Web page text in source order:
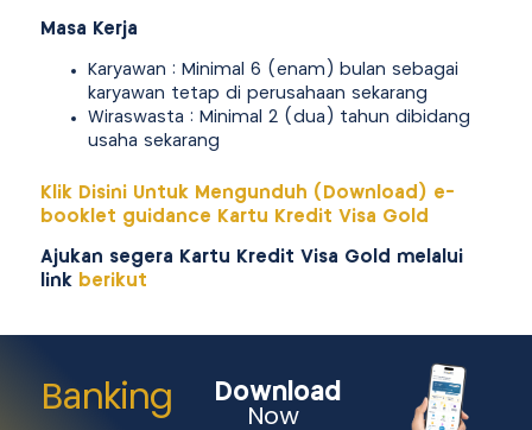
Masa Kerja
Karyawan : Minimal 6 (enam) bulan sebagai
karyawan tetap di perusahaan sekarang
Wiraswasta : Minimal 2 (dua) tahun dibidang
usaha sekarang
Klik Disini Untuk Mengunduh (Download) e-
booklet guidance Kartu Kredit Visa Gold
Ajukan segera Kartu Kredit Visa Gold melalui
link berikut
Banking
Download
Now